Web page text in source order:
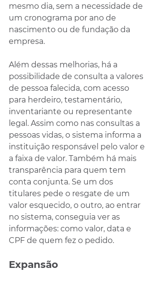
mesmo dia, sem a necessidade de
um cronograma por ano de
nascimento ou de fundação da
empresa.
Além dessas melhorias, há a
possibilidade de consulta a valores
de pessoa falecida, com acesso
para herdeiro, testamentário,
inventariante ou representante
legal. Assim como nas consultas a
pessoas vidas, o sistema informa a
instituição responsável pelo valor e
a faixa de valor. Também há mais
transparência para quem tem
conta conjunta. Se um dos
titulares pede o resgate de um
valor esquecido, o outro, ao entrar
no sistema, conseguia ver as
informações: como valor, data e
CPF de quem fez o pedido.
Expansão